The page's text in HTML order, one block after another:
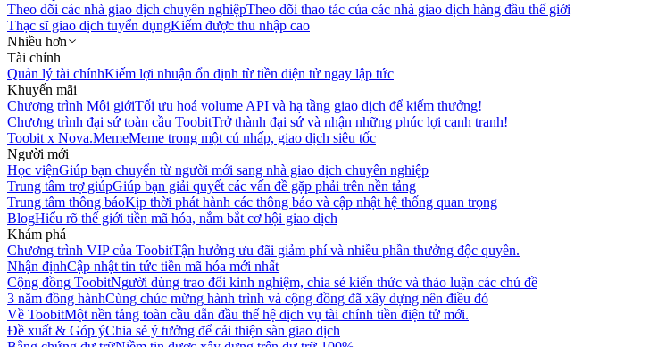
Theo dõi các nhà giao dịch chuyên nghiệpTheo dõi thao tác của các nhà giao dịch hàng đầu thế giới
Thạc sĩ giao dịch tuyển dụngKiếm được thu nhập cao
Nhiều hơn
Tài chính
Quản lý tài chínhKiếm lợi nhuận ổn định từ tiền điện tử ngay lập tức
Khuyến mãi
Chương trình Môi giớiTối ưu hoá volume API và hạ tầng giao dịch để kiếm thưởng!
Chương trình đại sứ toàn cầu ToobitTrở thành đại sứ và nhận những phúc lợi cạnh tranh!
Toobit x Nova.MemeMeme trong một cú nhấp, giao dịch siêu tốc
Người mới
Học việnGiúp bạn chuyển từ người mới sang nhà giao dịch chuyên nghiệp
Trung tâm trợ giúpGiúp bạn giải quyết các vấn đề gặp phải trên nền tảng
Trung tâm thông báoKịp thời phát hành các thông báo và cập nhật hệ thống quan trọng
BlogHiểu rõ thế giới tiền mã hóa, nắm bắt cơ hội giao dịch
Khám phá
Chương trình VIP của ToobitTận hưởng ưu đãi giảm phí và nhiều phần thưởng độc quyền.
Nhận địnhCập nhật tin tức tiền mã hóa mới nhất
Cộng đồng ToobitNgười dùng trao đổi kinh nghiệm, chia sẻ kiến thức và thảo luận các chủ đề
3 năm đồng hànhCùng chúc mừng hành trình và cộng đồng đã xây dựng nên điều đó
Về ToobitMột nền tảng toàn cầu dẫn đầu thế hệ dịch vụ tài chính tiền điện tử mới.
Đề xuất & Góp ýChia sẻ ý tưởng để cải thiện sàn giao dịch